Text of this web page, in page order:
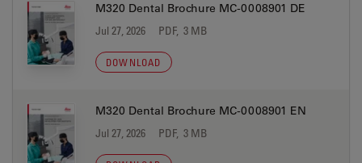
M320 Dental Brochure MC-0008901 DE
Jul 27, 2026 PDF, 3 MB
DOWNLOAD
M320 Dental Brochure MC-0008901 EN
Jul 27, 2026 PDF, 3 MB